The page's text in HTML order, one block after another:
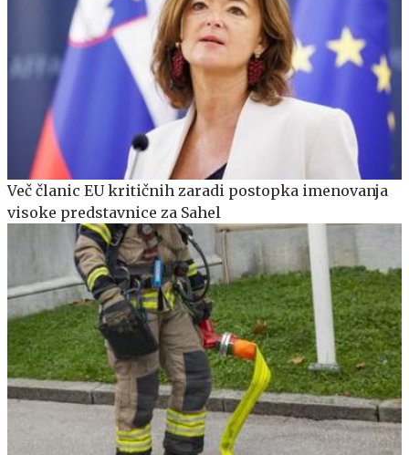
Več članic EU kritičnih zaradi postopka imenovanja
visoke predstavnice za Sahel